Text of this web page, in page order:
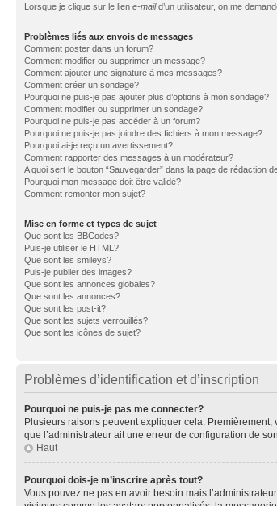
Lorsque je clique sur le lien e-maild’un utilisateur, on me
Problèmes liés aux envois de messages
Comment poster dans un forum?
Comment modifier ou supprimer un message?
Comment ajouter une signature à mes messages?
Comment créer un sondage?
Pourquoi ne puis-je pas ajouter plus d’options à mon sondage?
Comment modifier ou supprimer un sondage?
Pourquoi ne puis-je pas accéder à un forum?
Pourquoi ne puis-je pas joindre des fichiers à mon message?
Pourquoi ai-je reçu un avertissement?
Comment rapporter des messages à un modérateur?
A quoi sert le bouton “Sauvegarder” dans la page de rédaction
Pourquoi mon message doit être validé?
Comment remonter mon sujet?
Mise en forme et types de sujet
Que sont les BBCodes?
Puis-je utiliser le HTML?
Que sont les smileys?
Puis-je publier des images?
Que sont les annonces globales?
Que sont les annonces?
Que sont les post-it?
Que sont les sujets verrouillés?
Que sont les icônes de sujet?
Problèmes d’identification et d’inscription
Pourquoi ne puis-je pas me connecter?
Plusieurs raisons peuvent expliquer cela. Premièrement,
que l’administrateur ait une erreur de configuration de
Haut
Pourquoi dois-je m’inscrire après tout?
Vous pouvez ne pas en avoir besoin mais